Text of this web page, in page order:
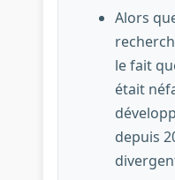
Alors
le fait
était
depuis